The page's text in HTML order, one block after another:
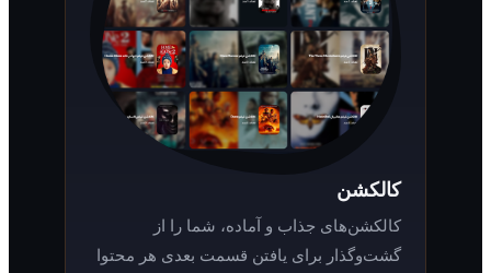
کالکشن‌های جذاب و آماده، شما را از
گشت‌وگذار برای یافتن قسمت بعدی هر محتوا